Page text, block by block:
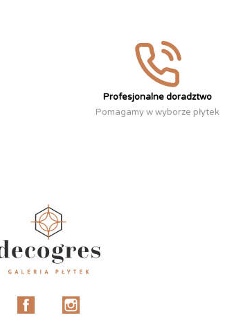
Profesjonalne doradztwo
Pomagamy w wyborze płytek
Facebook